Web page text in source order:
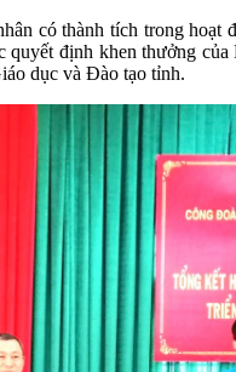
có thành tích trong hoạt
quyết định khen thưởng
dục và Đào tạo tỉnh.